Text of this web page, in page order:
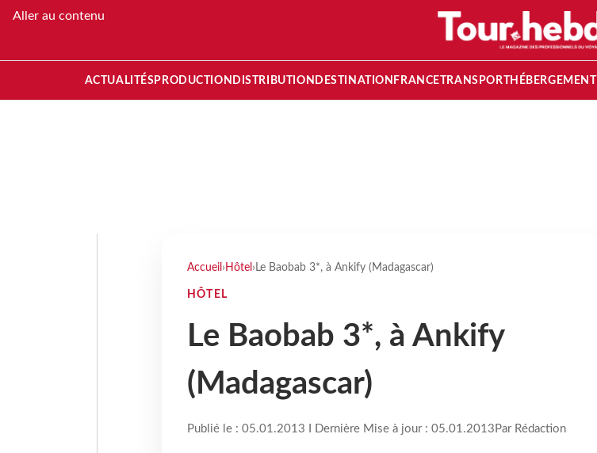
Aller au contenu
ACTUALITÉS PRODUCTION DISTRIBUTION DESTINATION FRANCETRANSPORT HÉBERGEMENT
Accueil › Hôtel › Le Baobab 3*, à Ankify (Madagascar)
HÔTEL
Le Baobab 3*, à Ankify
(Madagascar)
Publié le : 05.01.2013 I Dernière Mise à jour : 05.01.2013 Par Rédaction